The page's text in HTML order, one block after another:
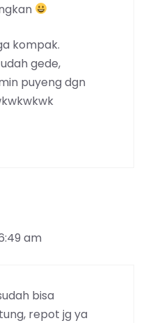
kompak.
gede,
puyeng dgn
am
bisa
repot jg ya